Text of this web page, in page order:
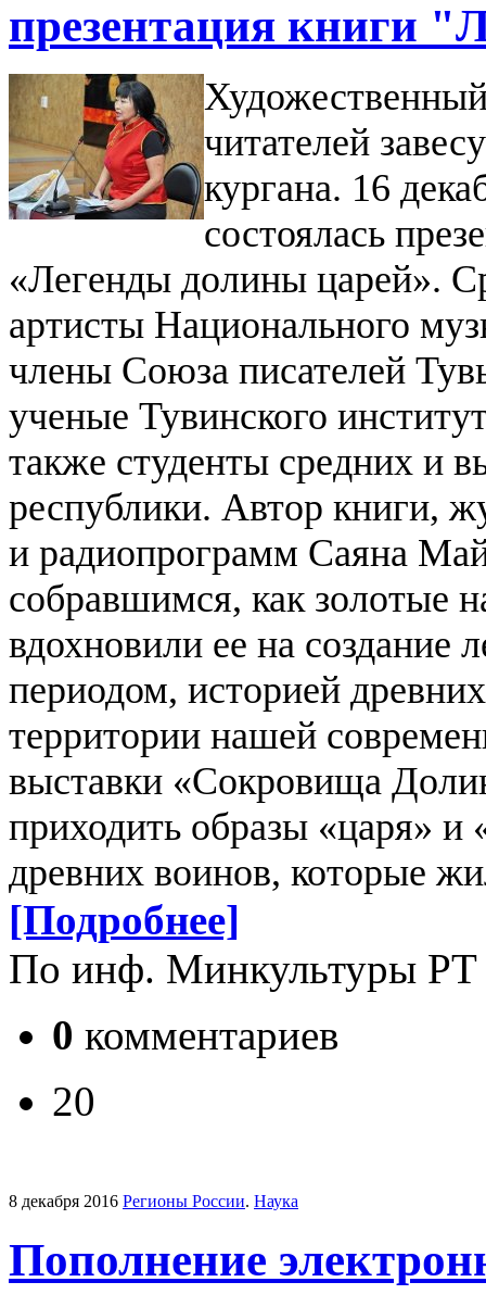
презентация книги
читателей
кургана. 16
состоялась
«Легенды долины царей».
артисты Национального
члены Союза писателей
ученые Тувинского
также студенты средних и
республики. Автор книги,
и радиопрограмм Саяна
собравшимся, как золотые
вдохновили ее на создание
периодом, историей
территории нашей
выставки «Сокровища
приходить образы «царя»
древних воинов, которые
[Подробнее]
По инф. Минкультуры РТ
0 комментариев
20
8 декабря 2016 Регионы России. Наука
Пополнение